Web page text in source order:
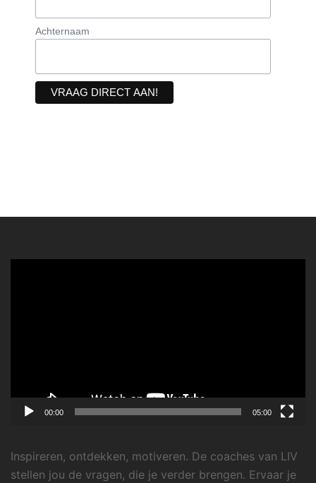
Achternaam
00:00 05:00
Inspireren, ontdekken, motiveren. De coaches van LIV
stellen jou de vragen, die je verder brengen. Ervaar je